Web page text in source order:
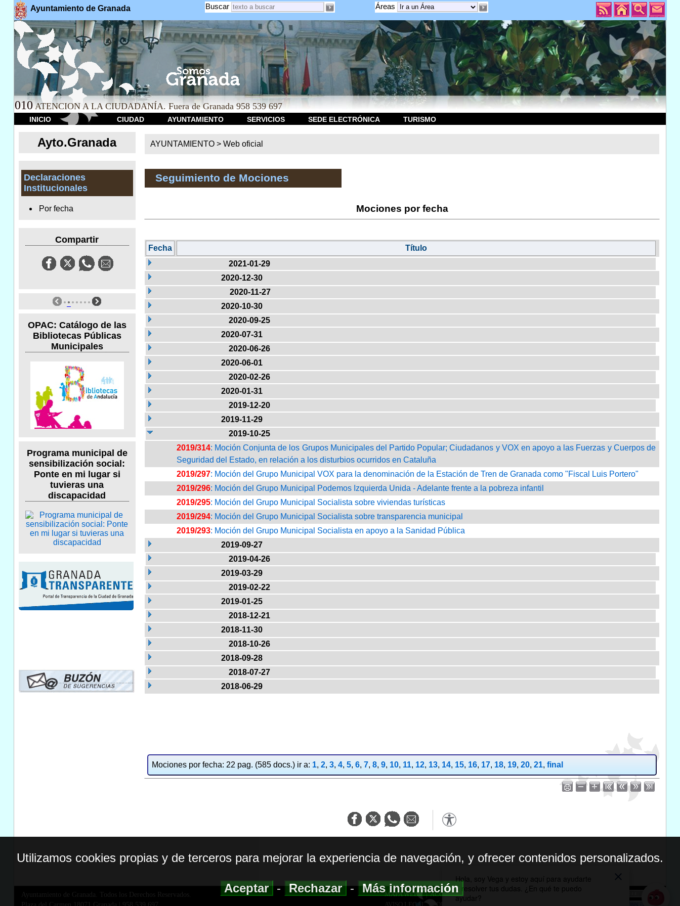
Ayuntamiento de Granada Áreas
Buscar
010 ATENCION A LA CIUDADANÍA. Fuera de Granada 958 539 697
INICIO CIUDAD AYUNTAMIENTO SERVICIOS SEDE ELECTRÓNICA TURISMO
Ayto.Granada
Declaraciones
Institucionales
Por fecha
Compartir
OPAC: Catálogo de las
Bibliotecas Públicas
Municipales
Programa municipal de
sensibilización social:
Ponte en mi lugar si
tuvieras una
discapacidad
AYUNTAMIENTO > Web oficial
Seguimiento de Mociones
Mociones por fecha
Fecha
Título
2021-01-29
2020-12-30
2020-11-27
2020-10-30
2020-09-25
2020-07-31
2020-06-26
2020-06-01
2020-02-26
2020-01-31
2019-12-20
2019-11-29
2019-10-25
2019/314: Moción Conjunta de los Grupos Municipales del Partido Popular; Ciudadanos y VOX en apoyo a las Fuerzas y Cuerpos de
Seguridad del Estado, en relación a los disturbios ocurridos en Cataluña
2019/297: Moción del Grupo Municipal VOX para la denominación de la Estación de Tren de Granada como "Fiscal Luis Portero"
2019/296: Moción del Grupo Municipal Podemos Izquierda Unida - Adelante frente a la pobreza infantil
2019/295: Moción del Grupo Municipal Socialista sobre viviendas turísticas
2019/294: Moción del Grupo Municipal Socialista sobre transparencia municipal
2019/293: Moción del Grupo Municipal Socialista en apoyo a la Sanidad Pública
2019-09-27
2019-04-26
2019-03-29
2019-02-22
2019-01-25
2018-12-21
2018-11-30
2018-10-26
2018-09-28
2018-07-27
2018-06-29
Mociones por fecha: 22 pag. (585 docs.) ir a: 1, 2, 3, 4, 5, 6, 7, 8, 9, 10, 11, 12, 13, 14, 15, 16, 17, 18, 19, 20, 21, final
Ayuntamiento de Granada. Todos los Derechos Reservados.
MAPA WEB|ACCESIBILIDAD
AVISO LEGAL| POLITICA DE PRIVACIDAD
Utilizamos cookies propias y de terceros para mejorar la experiencia de navegación, y ofrecer contenidos personalizados.
Aceptar-Rechazar-Más información